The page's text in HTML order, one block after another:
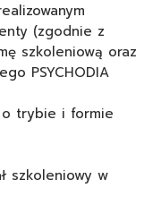
(zgodnie z
szkoleniową oraz
PSYCHODIA
o trybie i formie
szkoleniowy w